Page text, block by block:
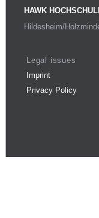
HAWK
Hildesheim/
Legal issues
Imprint
Privacy Policy